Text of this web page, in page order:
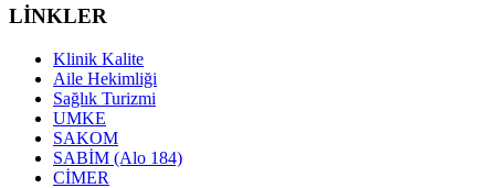
LİNKLER
Klinik Kalite
Aile Hekimliği
Sağlık Turizmi
UMKE
SAKOM
SABİM (Alo 184)
CİMER